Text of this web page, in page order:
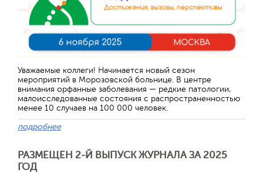
Уважаемые коллеги! Начинается новый сезон
мероприятий в Морозовской больнице. В центре
внимания орфанные заболевания — редкие патологии,
малоисследованные состояния с распространенностью
менее 10 случаев на 100 000 человек.
подробнее
РАЗМЕЩЕН 2-Й ВЫПУСК ЖУРНАЛА ЗА 2025
ГОД